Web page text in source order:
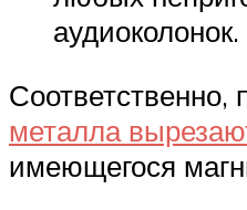
аудиоколонок.
Соответственно,
металла
имеющегося